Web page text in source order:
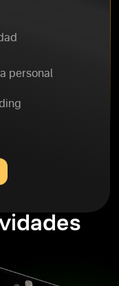
personal